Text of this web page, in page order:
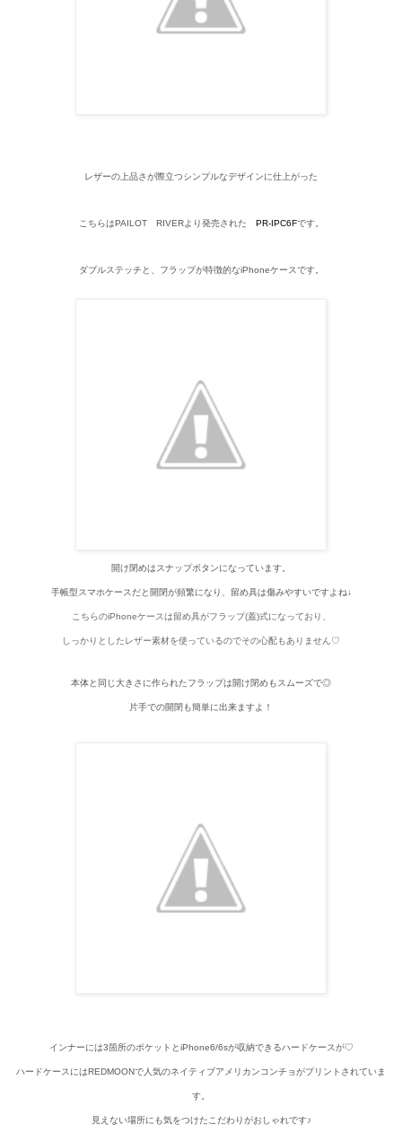
レザーの上品さが際立つシンプルなデザインに仕上がった
こちらはPAILOT RIVERより発売された PR-IPC6Fです。
ダブルステッチと、フラップが特徴的なiPhoneケースです。
開け閉めはスナップボタンになっています。
手帳型スマホケースだと開閉が頻繁になり、留め具は傷みやすいですよね↓
こちらのiPhoneケースは留め具がフラップ(蓋)式になっており、
しっかりとしたレザー素材を使っているのでその心配もありません♡
本体と同じ大きさに作られたフラップは開け閉めもスムーズで◎
片手での開閉も簡単に出来ますよ！
インナーには3箇所のポケットとiPhone6/6sが収納できるハードケースが♡
ハードケースにはREDMOONで人気のネイティブアメリカンコンチョがプリントされていま
す。
見えない場所にも気をつけたこだわりがおしゃれです♪